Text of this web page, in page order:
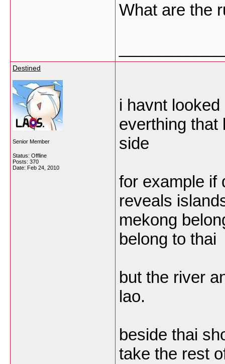
What are the
Destined
Senior Member
Status: Offline
Posts: 370
Date: Feb 24, 2010
i havnt
everthing that
side
for example if
reveals
mekong
belong to thai
but the river
lao.
beside thai
take the rest